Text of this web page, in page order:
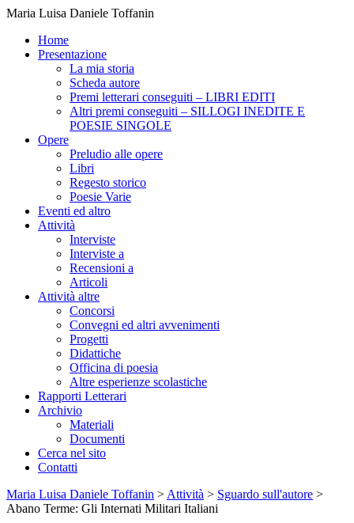
Maria Luisa Daniele Toffanin
Home
Presentazione
La mia storia
Scheda autore
Premi letterari conseguiti – LIBRI EDITI
Altri premi conseguiti – SILLOGI INEDITE E
POESIE SINGOLE
Opere
Preludio alle opere
Libri
Regesto storico
Poesie Varie
Eventi ed altro
Attività
Interviste
Interviste a
Recensioni a
Articoli
Attività altre
Concorsi
Convegni ed altri avvenimenti
Progetti
Didattiche
Officina di poesia
Altre esperienze scolastiche
Rapporti Letterari
Archivio
Materiali
Documenti
Cerca nel sito
Contatti
Maria Luisa Daniele Toffanin > Attività > Sguardo sull'autore >
Abano Terme: Gli Internati Militari Italiani